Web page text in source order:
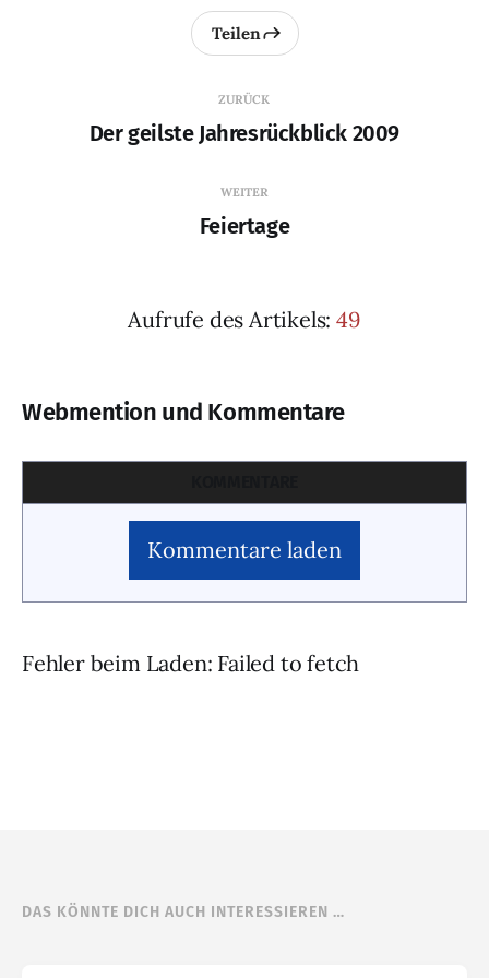
ZURÜCK
Der geilste Jahresrückblick 2009
Teilen
WEITER
Feiertage
Aufrufe des Artikels: 49
Webmention und Kommentare
Kommentare laden
Fehler beim Laden: Failed to fetch
DAS KÖNNTE DICH AUCH INTERESSIEREN …